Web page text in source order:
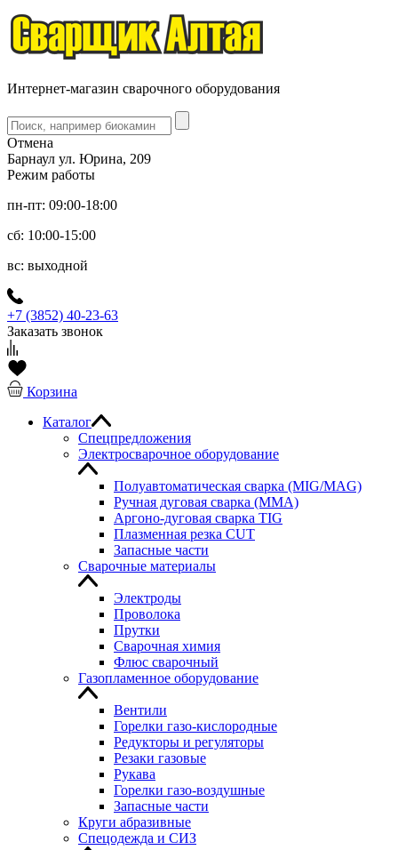
Интернет-магазин сварочного оборудования
Отмена
Барнаул ул. Юрина, 209
Режим работы
пн-пт: 09:00-18:00
сб: 10:00-15:00
вс: выходной
+7 (3852) 40-23-63
Заказать звонок
Корзина
Каталог
Спецпредложения
Электросварочное оборудование
Полуавтоматическая сварка (MIG/MAG)
Ручная дуговая сварка (MMA)
Аргоно-дуговая сварка TIG
Плазменная резка CUT
Запасные части
Сварочные материалы
Электроды
Проволока
Прутки
Сварочная химия
Флюс сварочный
Газопламенное оборудование
Вентили
Горелки газо-кислородные
Редукторы и регуляторы
Резаки газовые
Рукава
Горелки газо-воздушные
Запасные части
Круги абразивные
Спецодежда и СИЗ